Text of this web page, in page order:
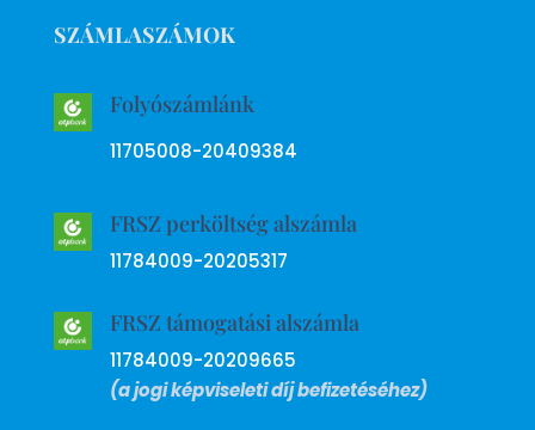
SZÁMLASZÁMOK
Folyószámlánk
11705008-20409384
FRSZ perköltség alszámla
11784009-20205317
FRSZ támogatási alszámla
11784009-20209665
(a jogi képviseleti díj befizetéséhez)